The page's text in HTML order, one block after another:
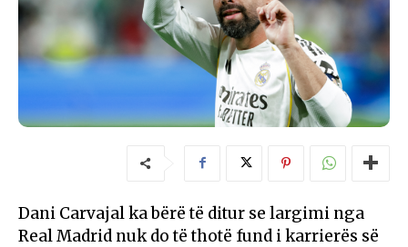
Dani Carvajal ka bërë të ditur se largimi nga
Real Madrid nuk do të thotë fund i karrierës së